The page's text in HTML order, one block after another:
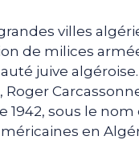
villes
de milices
juive
Roger
1942, sous le
en